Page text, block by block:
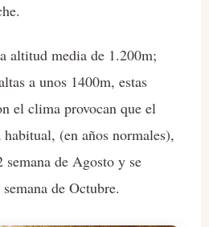
altitud media de 1.200m;
a unos 1400m, estas
el clima provocan que el
(en años normales),
de Agosto y se
de Octubre.